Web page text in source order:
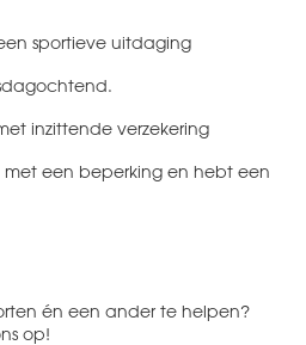
sportieve uitdaging
inzittende verzekering
een beperking en hebt een
én een ander te helpen?
op!
bij SDW of
AL BIJ SDW